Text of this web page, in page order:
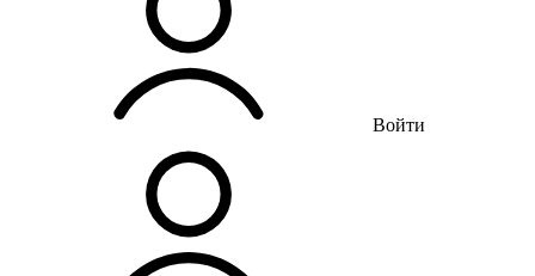
Войти